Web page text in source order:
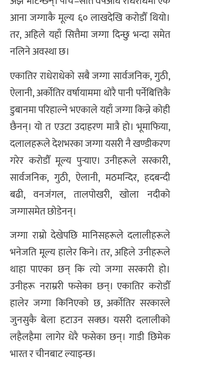
आना जग्गाकै मूल्य ६० लाखदेखि करोडौँ थियो।
तर, अहिले यहाँ सित्तैमा जग्गा दिन्छु भन्दा समेत
नलिने अवस्था छ।
एकातिर राधेराधेको सबै जग्गा सार्वजनिक, गुठी,
ऐलानी, अर्कोतिर वर्षायाममा थोरै पानी पर्नेबित्तिकै
डुबानमा परिहाल्ने भएकाले यहाँ जग्गा किन्ने कोही
छैनन्। यो त एउटा उदाहरण मात्रै हो। भूमाफिया,
दलालहरूले देशभरका जग्गा यसरी नै खण्डीकरण
गरेर करोडौँ मूल्य पुर्‍याए। उनीहरूले सरकारी,
सार्वजनिक, गुठी, ऐलानी, मठमन्दिर, हदबन्दी
बढी, वनजंगल, तालपोखरी, खोला नदीको
जग्गासमेत छोडेनन्।
जग्गा राम्रो देखेपछि मानिसहरूले दलालीहरूले
भनेजति मूल्य हालेर किने। तर, अहिले उनीहरूले
थाहा पाएका छन् कि त्यो जग्गा सरकारी हो।
उनीहरू नराम्ररी फसेका छन्। एकातिर करोडौँ
हालेर जग्गा किनिएको छ, अर्कोतिर सरकारले
जुनसुकै बेला हटाउन सक्छ। यसरी दलालीको
लहैलहैमा लागेर धेरै फसेका छन्। गाडी छिमेक
भारत र चीनबाट ल्याइन्छ।